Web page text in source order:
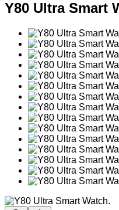
Y80 Ultra Smart